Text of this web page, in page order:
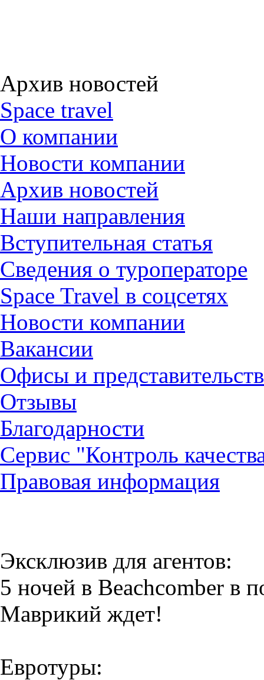
Архив новостей
Space travel
О компании
Новости компании
Архив новостей
Наши направления
Вступительная статья
Сведения о туроператоре
Space Travel в соцсетях
Новости компании
Вакансии
Офисы и
Отзывы
Благодарности
Сервис "Контроль
Правовая информация
Эксклюзив для агентов:
5 ночей в Beachcomber в
Маврикий ждет!
Евротуры: